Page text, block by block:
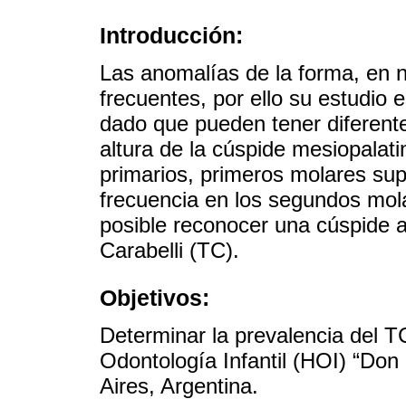
Introducción:
Las anomalías de la forma, en
frecuentes, por ello su estudio
dado que pueden tener
altura de la cúspide
primarios, primeros molares
frecuencia en los segundos
posible reconocer una cúspide
Carabelli (TC).
Objetivos:
Determinar la prevalencia del
Odontología Infantil (HOI)
Aires, Argentina.